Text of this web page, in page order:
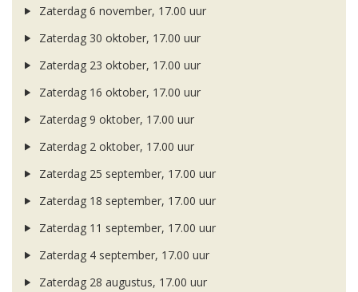
Zaterdag 6 november, 17.00 uur
Zaterdag 30 oktober, 17.00 uur
Zaterdag 23 oktober, 17.00 uur
Zaterdag 16 oktober, 17.00 uur
Zaterdag 9 oktober, 17.00 uur
Zaterdag 2 oktober, 17.00 uur
Zaterdag 25 september, 17.00 uur
Zaterdag 18 september, 17.00 uur
Zaterdag 11 september, 17.00 uur
Zaterdag 4 september, 17.00 uur
Zaterdag 28 augustus, 17.00 uur